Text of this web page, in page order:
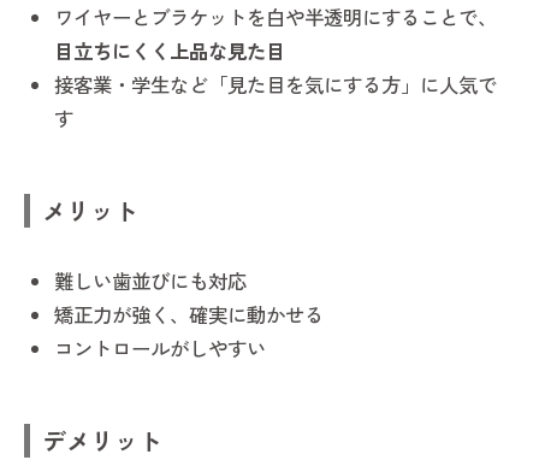
ワイヤーとブラケットを白や半透明にすることで、
目立ちにくく上品な見た目
接客業・学生など「見た目を気にする方」に人気で
す
メリット
難しい歯並びにも対応
矯正力が強く、確実に動かせる
コントロールがしやすい
デメリット